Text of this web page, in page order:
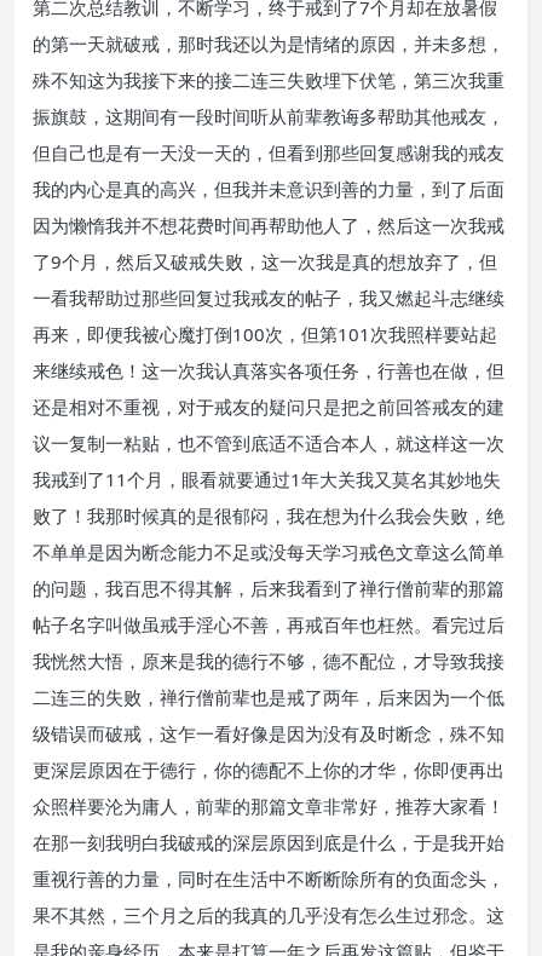
第二次总结教训，不断学习，终于戒到了7个月却在放暑假
的第一天就破戒，那时我还以为是情绪的原因，并未多想，
殊不知这为我接下来的接二连三失败埋下伏笔，第三次我重
振旗鼓，这期间有一段时间听从前辈教诲多帮助其他戒友，
但自己也是有一天没一天的，但看到那些回复感谢我的戒友
我的内心是真的高兴，但我并未意识到善的力量，到了后面
因为懒惰我并不想花费时间再帮助他人了，然后这一次我戒
了9个月，然后又破戒失败，这一次我是真的想放弃了，但
一看我帮助过那些回复过我戒友的帖子，我又燃起斗志继续
再来，即便我被心魔打倒100次，但第101次我照样要站起
来继续戒色！这一次我认真落实各项任务，行善也在做，但
还是相对不重视，对于戒友的疑问只是把之前回答戒友的建
议一复制一粘贴，也不管到底适不适合本人，就这样这一次
我戒到了11个月，眼看就要通过1年大关我又莫名其妙地失
败了！我那时候真的是很郁闷，我在想为什么我会失败，绝
不单单是因为断念能力不足或没每天学习戒色文章这么简单
的问题，我百思不得其解，后来我看到了禅行僧前辈的那篇
帖子名字叫做虽戒手淫心不善，再戒百年也枉然。看完过后
我恍然大悟，原来是我的德行不够，德不配位，才导致我接
二连三的失败，禅行僧前辈也是戒了两年，后来因为一个低
级错误而破戒，这乍一看好像是因为没有及时断念，殊不知
更深层原因在于德行，你的德配不上你的才华，你即便再出
众照样要沦为庸人，前辈的那篇文章非常好，推荐大家看！
在那一刻我明白我破戒的深层原因到底是什么，于是我开始
重视行善的力量，同时在生活中不断断除所有的负面念头，
果不其然，三个月之后的我真的几乎没有怎么生过邪念。这
是我的亲身经历，本来是打算一年之后再发这篇贴，但鉴于